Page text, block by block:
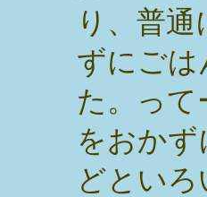
り、普
ずにごは
た。って
をおか
どとい